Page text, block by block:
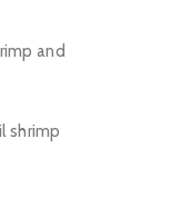
and
shrimp